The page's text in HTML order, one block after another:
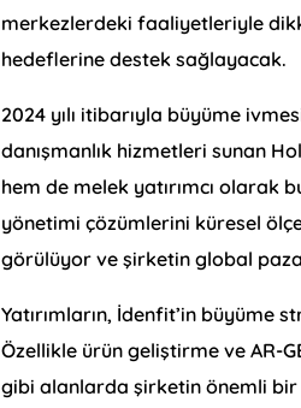
merkezlerdeki faaliyetleriyle
hedeflerine destek sağlayacak.
2024 yılı itibarıyla büyüme
danışmanlık hizmetleri sunan
hem de melek yatırımcı olarak
yönetimi çözümlerini küresel
görülüyor ve şirketin global
Yatırımların, İdenfit’in
Özellikle ürün geliştirme ve AR-
gibi alanlarda şirketin önemli bir